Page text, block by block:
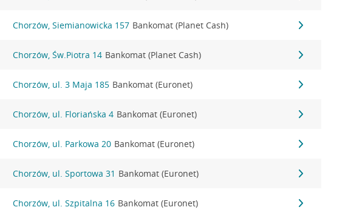
Chorzów, Siemianowicka 157 Bankomat (Planet Cash)
Chorzów, Św.Piotra 14 Bankomat (Planet Cash)
Chorzów, ul. 3 Maja 185 Bankomat (Euronet)
Chorzów, ul. Floriańska 4 Bankomat (Euronet)
Chorzów, ul. Parkowa 20 Bankomat (Euronet)
Chorzów, ul. Sportowa 31 Bankomat (Euronet)
Chorzów, ul. Szpitalna 16 Bankomat (Euronet)